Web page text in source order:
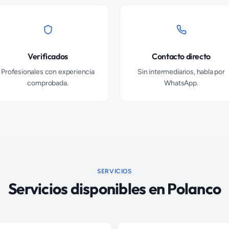
Verificados
Profesionales con experiencia
comprobada.
Contacto directo
Sin intermediarios, habla por
WhatsApp.
SERVICIOS
Servicios disponibles enPolanco